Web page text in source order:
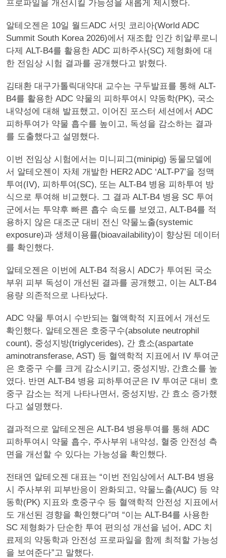
프로파일을 개선시킬 가능성을 새롭게 제시했다.
알테오젠은 10일 월드ADC 서밋 코리아(World ADC
Summit South Korea 2026)에서 재조합 인간 히알루로니
다제 ALT-B4를 활용한 ADC 피하주사(SC) 제형화에 대
한 전임상 시험 결과를 공개했다고 밝혔다.
김태환 대구가톨릭대약대 교수는 구두발표를 통해 ALT-
B4를 활용한 ADC 약물의 피하투여시 약동학(PK), 국소
내약성에 대해 발표했고, 이어진 포스터 세션에서 ADC
피하투여가 약물 흡수를 높이고, 독성을 감소하는 결과
를 도출했다고 설명했다.
이번 전임상 시험에서는 미니피그(minipig) 동물모델에
서 알테오젠이 자체 개발한 HER2 ADC ‘ALT-P7’을 정맥
투여(IV), 피하투여(SC), 또는 ALT-B4 병용 피하투여 방
식으로 투여해 비교했다. 그 결과 ALT-B4 병용 SC 투여
군에서는 투약후 빠른 흡수 속도를 보였고, ALT-B4를 적
용하지 않은 대조군 대비 전신 약물노출(systemic
exposure)과 생체이용률(bioavailability)이 향상된 데이터
를 확인했다.
알테오젠은 이번에 ALT-B4 적용시 ADC가 투여된 국소
부위 피부 독성이 개선된 결과를 공개했고, 이는 ALT-B4
용량 의존적으로 나타났다.
ADC 약물 투여시 수반되는 혈액학적 지표에서 개선도
확인했다. 알테오젠은 호중구수(absolute neutrophil
count), 중성지방(triglycerides), 간 효소(aspartate
aminotransferase, AST) 등 혈액학적 지표에서 IV 투여군
은 호중구 수를 크게 감소시키고, 중성지방, 간효소를 높
였다. 반면 ALT-B4 병용 피하투여군은 IV 투여군 대비 호
중구 감소는 적게 나타나면서, 중성지방, 간 효소 증가했
다고 설명했다.
결과적으로 알테오젠은 ALT-B4 병용투여를 통해 ADC
피하투여시 약물 흡수, 주사부위 내약성, 혈중 안전성 측
면을 개선할 수 있다는 가능성을 확인했다.
전태연 알테오젠 대표는 “이번 전임상에서 ALT-B4 병용
시 주사부위 피부반응이 완화되고, 약물노출(AUC) 등 약
동학(PK) 지표와 호중구수 등 혈액학적 안전성 지표에서
도 개선된 경향을 확인했다”며 “이는 ALT-B4를 사용한
SC 제형화가 단순한 투여 편의성 개선을 넘어, ADC 치
료제의 약동학과 안전성 프로파일을 함께 최적할 가능성
을 보여준다”고 말했다.